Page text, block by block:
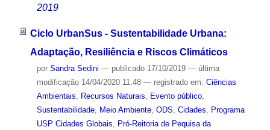
2019
Ciclo UrbanSus - Sustentabilidade Urbana:
Adaptação, Resiliência e Riscos Climáticos
por Sandra Sedini — publicado17/10/2019 — última
modificação14/04/2020 11:48 — registrado em: Ciências
Ambientais
Recursos Naturais Evento público,
Sustentabilidade, Meio Ambiente, ODS Cidades
Programa
USP Cidades Globais
Pró-Reitoria de Pequisa da